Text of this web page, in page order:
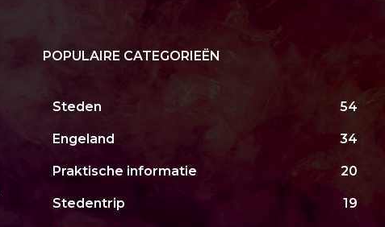
POPULAIRE CATEGORIEËN
Steden 54
Engeland 34
Praktische informatie 20
Stedentrip 19